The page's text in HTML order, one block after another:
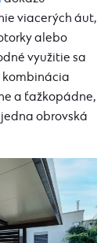
viacerých áut,
alebo
využitie sa
kombinácia
a ťažkopádne,
obrovská